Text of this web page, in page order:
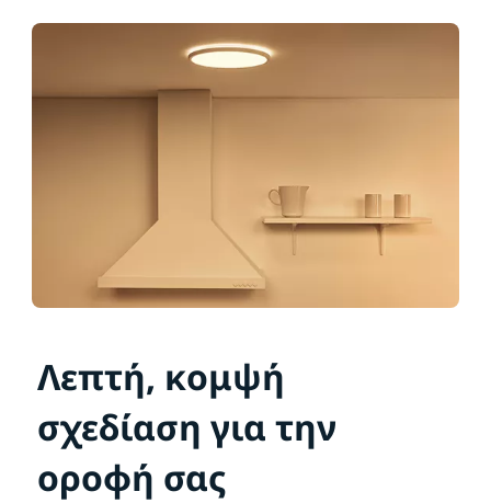
Λεπτή, κομψή
σχεδίαση για την
οροφή σας